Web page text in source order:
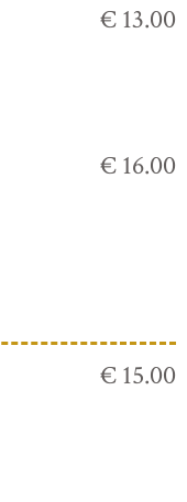
€ 13.00
€ 16.00
€ 15.00